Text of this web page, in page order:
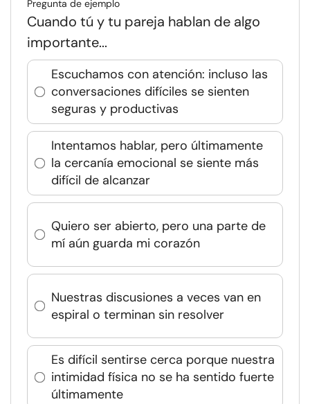
Pregunta de ejemplo
Cuando tú y tu pareja hablan de algo
importante...
Escuchamos con atención: incluso las
conversaciones difíciles se sienten
seguras y productivas
Intentamos hablar, pero últimamente
la cercanía emocional se siente más
difícil de alcanzar
Quiero ser abierto, pero una parte de
mí aún guarda mi corazón
Nuestras discusiones a veces van en
espiral o terminan sin resolver
Es difícil sentirse cerca porque nuestra
intimidad física no se ha sentido fuerte
últimamente